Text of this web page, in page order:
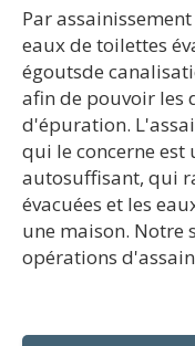
Par
eaux de toilettes
égoutsde
afin de pouvoir les
d'épuration.
qui le concerne est
autosuffisant, qui
évacuées et les
une maison. Notre
opérations